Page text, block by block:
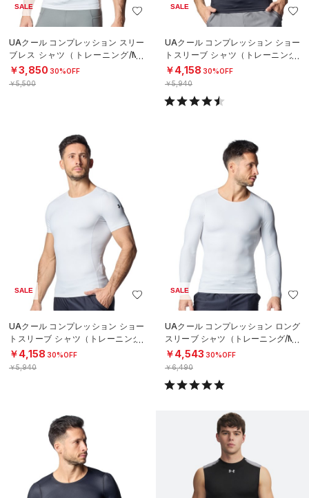
SALE
UAクール コンプレッション スリー
ブレス シャツ（トレーニング/ME
N）
￥3,850 30%OFF
￥5,500
SALE
UAクール コンプレッション ショー
トスリーブ シャツ（トレーニング/
MEN）
￥4,158 30%OFF
￥5,940
SALE
UAクール コンプレッション ショー
トスリーブ シャツ（トレーニング/
MEN）
￥4,158 30%OFF
￥5,940
SALE
UAクール コンプレッション ロング
スリーブ シャツ（トレーニング/ME
N）
￥4,543 30%OFF
￥6,490